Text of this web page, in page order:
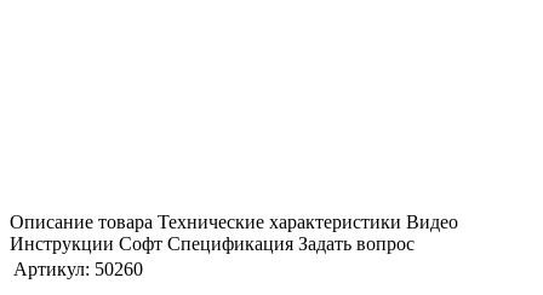
Описание товара Технические характеристики Видео
Инструкции Софт Спецификация Задать вопрос
Артикул: 50260